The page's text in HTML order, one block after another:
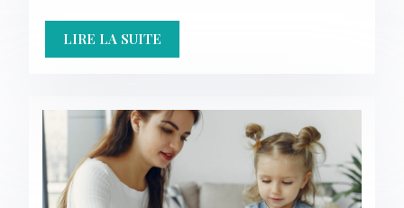
LIRE LA SUITE